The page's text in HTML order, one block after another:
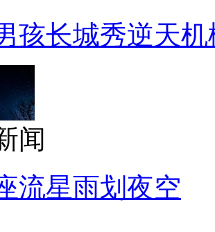
孩长城秀逆天机
闻
流星雨划夜空